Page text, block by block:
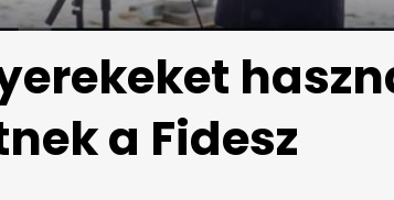
a Fidesz